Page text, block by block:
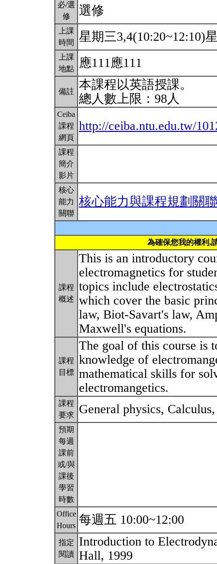
必/選
修
選修
上課
時間
星期三3,4(10:20~12:10)
上課
地點
應111應111
備註
本課程以英語授課。
總人數上限：98人
Ceiba
課程
網頁
http://ceiba.ntu.edu.tw/
課程
簡介
影片
核心
能力
關聯
核心能力與課程規劃關
為確保您我的權利,
課程
概述
This is an introductory
electromagnetics for
topics include
which cover the basic
law, Biot-Savart's law,
Maxwell's equations.
課程
目標
The goal of this course is
knowledge of
mathematical skills for
electromangetics.
課程
要求
General physics,
預期
每週
課前
或/與
課後
學習
時數
Office
Hours 每週五 10:00~12:00
指定
閱讀
Introduction to
Hall, 1999